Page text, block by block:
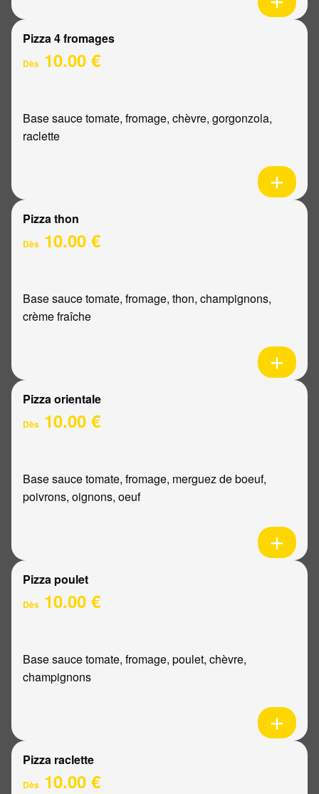
Pizza 4 fromages
Dès 10.00 €
Base sauce tomate, fromage, chèvre, gorgonzola,
raclette
Pizza thon
Dès 10.00 €
Base sauce tomate, fromage, thon, champignons,
crème fraîche
Pizza orientale
Dès 10.00 €
Base sauce tomate, fromage, merguez de boeuf,
poivrons, oignons, oeuf
Pizza poulet
Dès 10.00 €
Base sauce tomate, fromage, poulet, chèvre,
champignons
Pizza raclette
Dès 10.00 €